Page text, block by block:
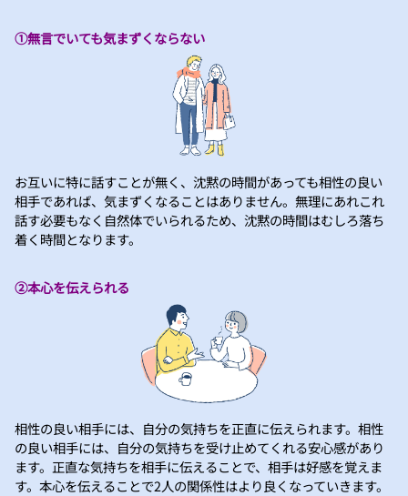
①無言でいても気まずくならない
お互いに特に話すことが無く、沈黙の時間があっても相性の良い
相手であれば、気まずくなることはありません。無理にあれこれ
話す必要もなく自然体でいられるため、沈黙の時間はむしろ落ち
着く時間となります。
②本心を伝えられる
相性の良い相手には、自分の気持ちを正直に伝えられます。相性
の良い相手には、自分の気持ちを受け止めてくれる安心感があり
ます。正直な気持ちを相手に伝えることで、相手は好感を覚えま
す。本心を伝えることで2人の関係性はより良くなっていきます。